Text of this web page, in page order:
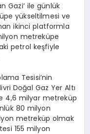
Gazi’ ile günlük
yükseltilmesi ve
ikinci platformla
metreküpe
petrol keşfiyle
Tesisi’nin
Doğal Gaz Yer Altı
4,6 milyar metreküp
80 milyon
metreküp olmak
155 milyon